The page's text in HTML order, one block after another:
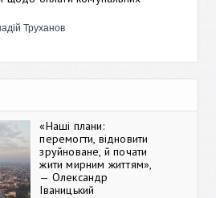
Труханов
«Наші плани:
перемогти, відновити
зруйноване, й почати
жити мирним життям»,
— Олександр
Іваницький